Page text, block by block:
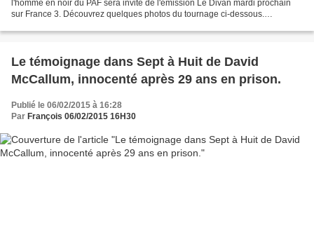
l'homme en noir du PAF sera invité de l'émission Le Divan mardi prochain
sur France 3. Découvrez quelques photos du tournage ci-dessous.
Le témoignage dans Sept à Huit de David
McCallum, innocenté après 29 ans en prison.
Publié le 06/02/2015 à 16:28
Par François 06/02/2015 16H30